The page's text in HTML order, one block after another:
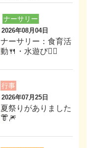
ナーサリー
2026年08月04日
ナーサリー：食育活
動🍴・水遊び🏊‍♂️
行事
2026年07月25日
夏祭りがありました
👘🎆